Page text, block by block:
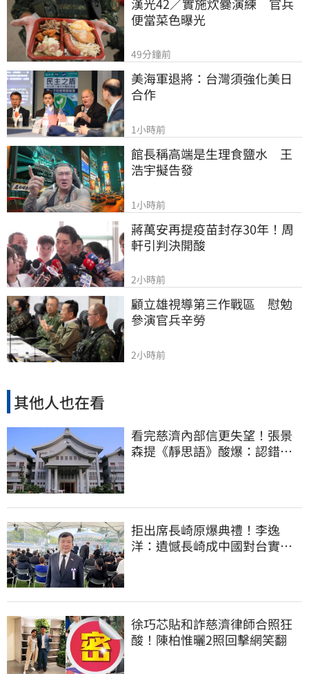
便當菜色曝光
49分鐘前
美海軍退將：台灣須強化美日
合作
1小時前
館長稱高端是生理食鹽水　王
浩宇擬告發
1小時前
蔣萬安再提疫苗封存30年！周
軒引判決開酸
2小時前
顧立雄視導第三作戰區　慰勉
參演官兵辛勞
2小時前
其他人也在看
看完慈濟內部信更失望！張景
森提《靜思語》酸爆：認錯有
拒出席長崎原爆典禮！李逸
洋：遺憾長崎成中國對台實施
徐巧芯貼和詐慈濟律師合照狂
酸！陳柏惟曬2照回擊網笑翻